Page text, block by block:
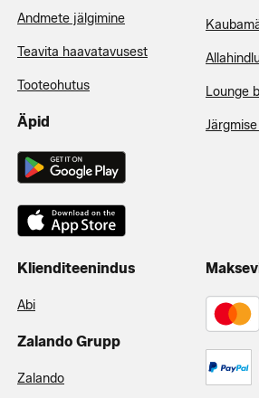
Andmete jälgimine
Teavita haavatavusest
Tooteohutus
Äpid
Lounge
Klienditeenindus
Abi
Zalando Grupp
Zalando